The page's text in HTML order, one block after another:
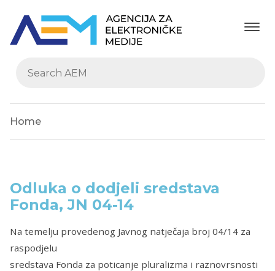
Home
Odluka o dodjeli sredstava
Fonda, JN 04-14
Na temelju provedenog Javnog natječaja broj 04/14 za
raspodjelu
sredstava Fonda za poticanje pluralizma i raznovrsnosti